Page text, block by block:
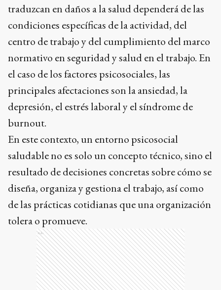
traduzcan en daños a la salud dependerá de las
condiciones específicas de la actividad, del
centro de trabajo y del cumplimiento del marco
normativo en seguridad y salud en el trabajo. En
el caso de los factores psicosociales, las
principales afectaciones son la ansiedad, la
depresión, el estrés laboral y el síndrome de
burnout.
En este contexto, un entorno psicosocial
saludable no es solo un concepto técnico, sino el
resultado de decisiones concretas sobre cómo se
diseña, organiza y gestiona el trabajo, así como
de las prácticas cotidianas que una organización
tolera o promueve.
Ads